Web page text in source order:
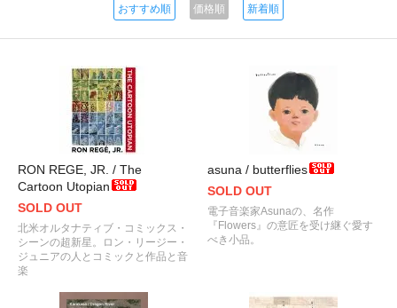
おすすめ順 価格順 新着順
RON REGE, JR. / The
Cartoon Utopian
SOLD OUT
北米オルタナティブ・コミックス・
シーンの超新星。ロン・リージー・
ジュニアの人とコミックと作品と音
楽
asuna / butterflies
SOLD OUT
電子音楽家Asunaの、名作
『Flowers』の意匠を受け継ぐ愛す
べき小品。